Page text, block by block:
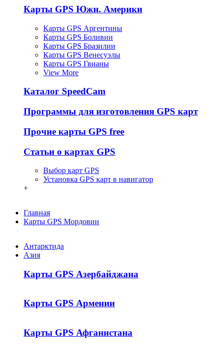
Карты GPS Южн. Америки
Карты GPS Аргентины
Карты GPS Боливии
Карты GPS Бразилии
Карты GPS Венесуэлы
Карты GPS Гвианы
View More
Каталог SpeedCam
Программы для изготовления GPS карт
Прочие карты GPS free
Статьи о картах GPS
Выбор карт GPS
Установка GPS карт в навигатор
+
Главная
Карты GPS Мордовии
Антарктида
Азия
Карты GPS Азербайджана
Карты GPS Армении
Карты GPS Афганистана